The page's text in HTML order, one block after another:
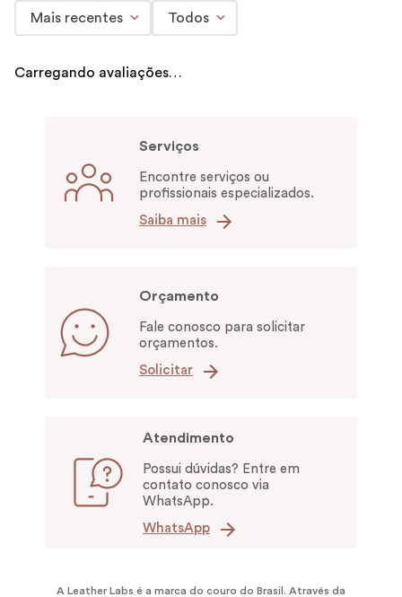
Mais recentes Todos
Carregando avaliações…
Serviços
Encontre serviços ou
profissionais especializados.
Saiba mais
Orçamento
Fale conosco para solicitar
orçamentos.
Solicitar
Atendimento
Possui dúvidas? Entre em
contato conosco via
WhatsApp.
WhatsApp
A Leather Labs é a marca do couro do Brasil. Através da